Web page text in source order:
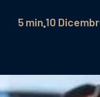
5 min 10